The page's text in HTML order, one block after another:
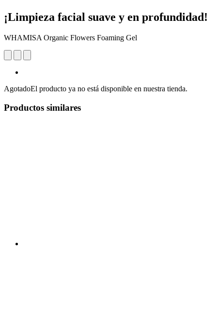
¡Limpieza facial suave y en profundidad!
WHAMISA Organic Flowers Foaming Gel
AgotadoEl producto ya no está disponible en nuestra tienda.
Productos similares